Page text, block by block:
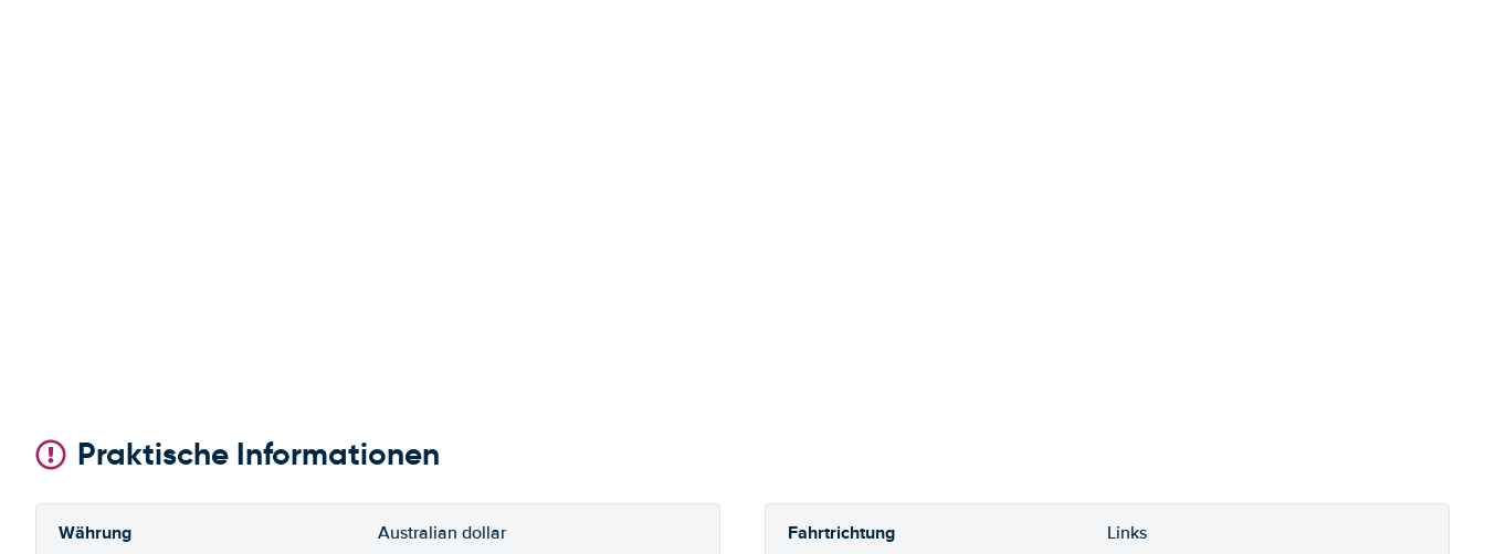
Praktische Informationen
Währung Australian dollar Fahrtrichtung Links